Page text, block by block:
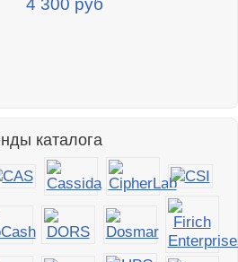
4 300 руб
каталога